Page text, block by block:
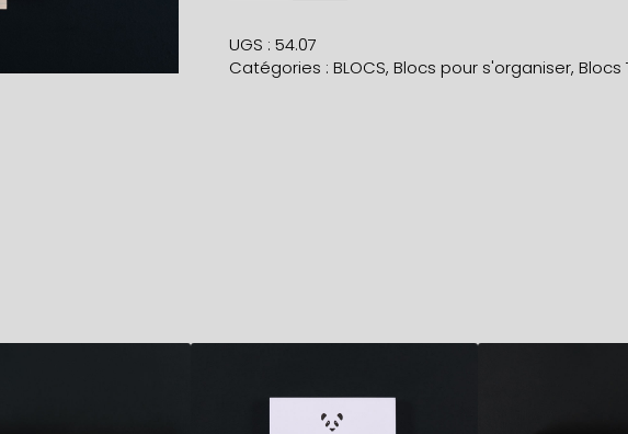
IDEAS
&
UGS : 54.07
Catégories : BLOCS, Blocs pour s'organiser, Blocs